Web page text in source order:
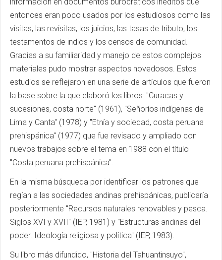
entonces eran poco usados por los estudiosos como las
visitas, las revisitas, los juicios, las tasas de tributo, los
testamentos de indios y los censos de comunidad.
Gracias a su familiaridad y manejo de estos complejos
materiales pudo mostrar aspectos novedosos. Estos
estudios se reflejaron en una serie de artículos que fueron
la base sobre la que elaboró los libros: "Curacas y
sucesiones, costa norte" (1961), "Señoríos indígenas de
Lima y Canta" (1978) y "Etnía y sociedad, costa peruana
prehispánica" (1977) que fue revisado y ampliado con
nuevos trabajos sobre el tema en 1988 con el título
"Costa peruana prehispánica".
En la misma búsqueda por identificar los patrones que
regían a las sociedades andinas prehispánicas, publicaría
posteriormente "Recursos naturales renovables y pesca.
Siglos XVI y XVII" (IEP, 1981) y "Estructuras andinas del
poder. Ideología religiosa y política" (IEP, 1983).
Su libro más difundido, "Historia del Tahuantinsuyo",